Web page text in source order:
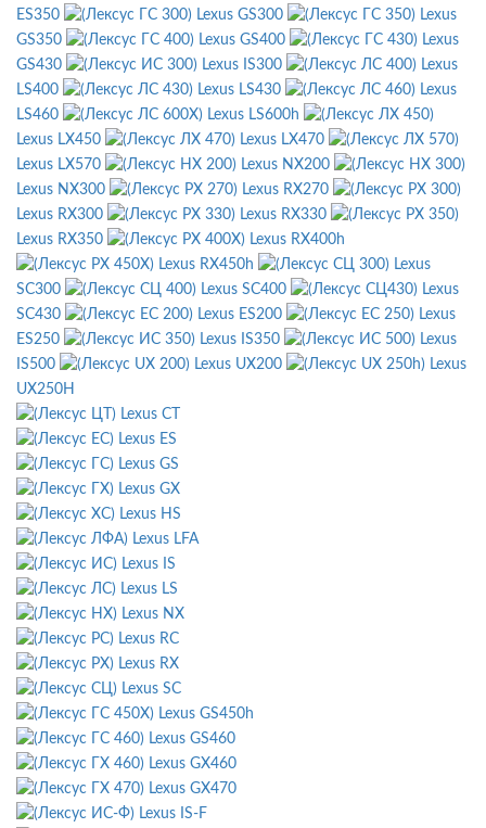
ES350
Lexus GS300
Lexus
GS350
Lexus GS400
Lexus
GS430
Lexus IS300
Lexus
LS400
Lexus LS430
Lexus
LS460
Lexus LS600h
Lexus LX450
Lexus LX470
Lexus LX570
Lexus NX200
Lexus NX300
Lexus RX270
Lexus RX300
Lexus RX330
Lexus RX350
Lexus RX400h
Lexus RX450h
Lexus
SC300
Lexus SC400
Lexus
SC430
Lexus ES200
Lexus
ES250
Lexus IS350
Lexus
IS500
Lexus UX200
Lexus
UX250H
Lexus CT
Lexus ES
Lexus GS
Lexus GX
Lexus HS
Lexus LFA
Lexus IS
Lexus LS
Lexus NX
Lexus RC
Lexus RX
Lexus SC
Lexus GS450h
Lexus GS460
Lexus GX460
Lexus GX470
Lexus IS-F